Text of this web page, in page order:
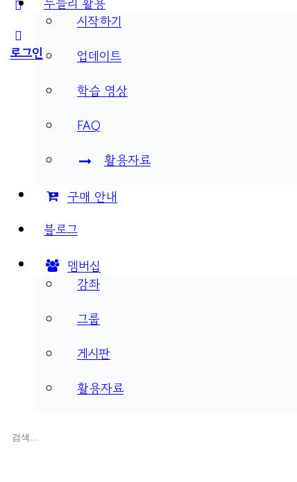
options
로그인
시작하기
업데이트
학습 영상
FAQ
활용자료
구매 안내
블로그
멤버십
강좌
그룹
게시판
활용자료
검